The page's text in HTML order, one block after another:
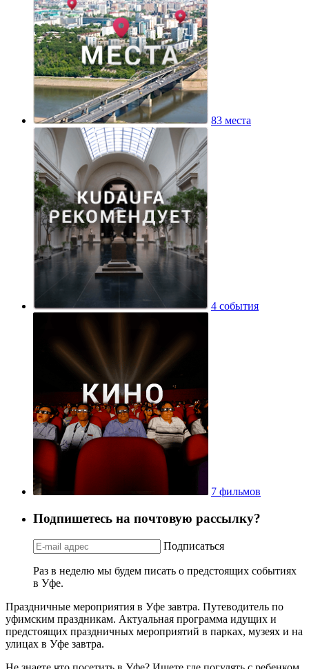
83 места
4 события
7 фильмов
Подпишетесь на почтовую рассылку?
Подписаться
Раз в неделю мы будем писать о предстоящих событиях
в Уфе.
Праздничные мероприятия в Уфе завтра. Путеводитель по
уфимским праздникам. Актуальная программа идущих и
предстоящих праздничных мероприятий в парках, музеях и на
улицах в Уфе завтра.